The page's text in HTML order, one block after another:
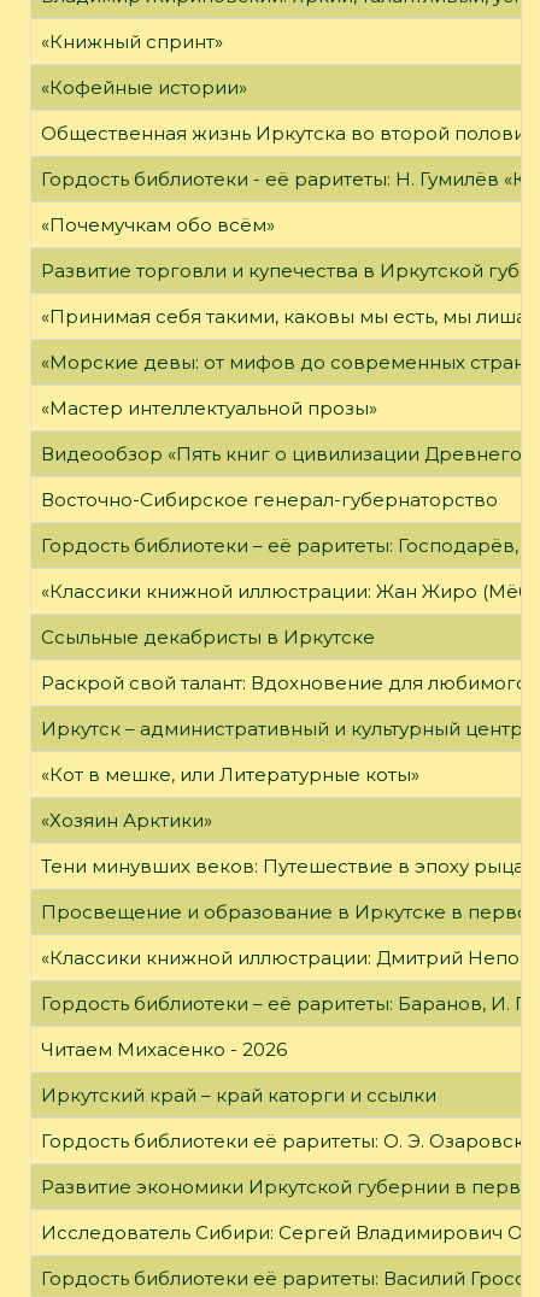
«Книжный спринт»
«Кофейные истории»
Общественная жизнь Иркутска во второй
Гордость библиотеки - её раритеты: Н. Гумилёв
«Почемучкам обо всём»
Развитие торговли и купечества в Иркутской
«Принимая себя такими, каковы мы есть, мы
«Морские девы: от мифов до современных
«Мастер интеллектуальной прозы»
Видеообзор «Пять книг о цивилизации Древнего
Восточно-Сибирское генерал-губернаторство
Гордость библиотеки – её раритеты:
«Классики книжной иллюстрации: Жан Жиро
Ссыльные декабристы в Иркутске
Раскрой свой талант: Вдохновение для любимого
Иркутск – административный и культурный центр
«Кот в мешке, или Литературные коты»
«Хозяин Арктики»
Тени минувших веков: Путешествие в эпоху
Просвещение и образование в Иркутске в
«Классики книжной иллюстрации: Дмитрий
Гордость библиотеки – её раритеты: Баранов, И.
Читаем Михасенко - 2026
Иркутский край – край каторги и ссылки
Гордость библиотеки её раритеты: О. Э.
Развитие экономики Иркутской губернии в
Исследователь Сибири: Сергей Владимирович
Гордость библиотеки её раритеты: Василий